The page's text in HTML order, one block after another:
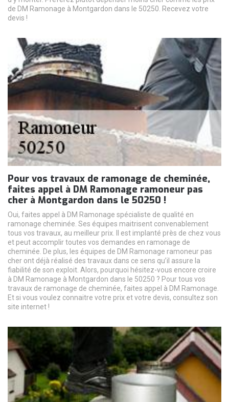
de DM Ramonage à Montgardon dans le 50250. Recevez votre
devis !
Pour vos travaux de ramonage de cheminée,
faites appel à DM Ramonage ramoneur pas
cher à Montgardon dans le 50250 !
Oui, faites appel à DM Ramonage spécialiste de qualité en
ramonage cheminée. Ses équipes maitrisent convenablement
tous vos travaux, au meilleur prix. Il est implanté près de chez vous
et peut accomplir toutes vos demandes en ramonage de
cheminée. De plus, les équipes de DM Ramonage ramoneur pas
cher ont déjà réalisé des travaux dans ce sens qu’il assure la
fiabilité de son exploit. Alors, pourquoi hésitez-vous encore croire
à DM Ramonage à Montgardon dans le 50250 ? Pour tous vos
travaux de ramonage de cheminée, faites appel à DM Ramonage.
Et si vous voulez connaitre votre prix et votre devis, consultez son
site internet !